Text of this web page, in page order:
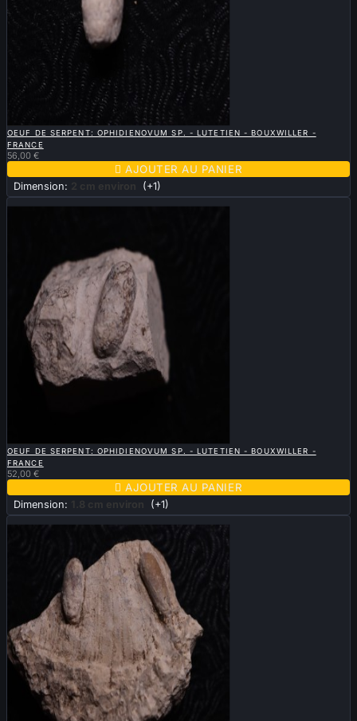
APERÇU RAPIDE
OEUF DE SERPENT: OPHIDIENOVUM SP. - LUTETIEN - BOUXWILLER -
FRANCE
56,00 €
 AJOUTER AU PANIER
Dimension: 2 cm environ (+1)
Nouveau
OEUF DE SERPENT: OPHIDIENOVUM SP. - LUTETIEN - BOUXWILLER -
FRANCE
52,00 €
 AJOUTER AU PANIER
Dimension: 1.8 cm environ (+1)